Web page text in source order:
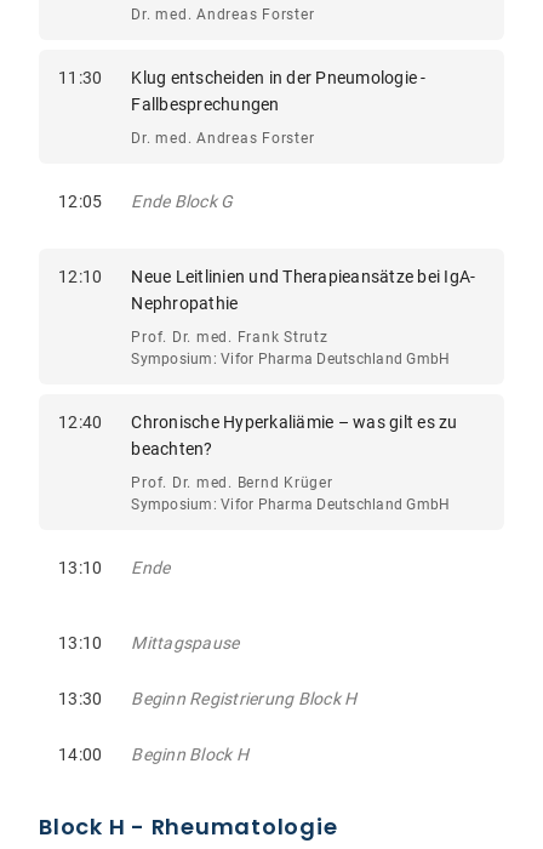
Dr. med. Andreas Forster
11:30
Klug entscheiden in der Pneumologie -
Fallbesprechungen
Dr. med. Andreas Forster
12:05 Ende Block G
12:10
Neue Leitlinien und Therapieansätze bei IgA-
Nephropathie
Prof. Dr. med. Frank Strutz
Symposium: Vifor Pharma Deutschland GmbH
12:40
Chronische Hyperkaliämie – was gilt es zu
beachten?
Prof. Dr. med. Bernd Krüger
Symposium: Vifor Pharma Deutschland GmbH
13:10 Ende
13:10 Mittagspause
13:30 Beginn Registrierung Block H
14:00 Beginn Block H
Block H - Rheumatologie